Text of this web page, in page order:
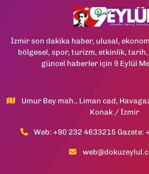
İzmir son dakika haber, ulusal,
bölgesel, spor, turizm, etkinlik,
güncel haberler için 9 Eylül
Umur Bey mah., Liman cad,
Konak / İzmir
Web: +90 232 4633215 Gazete: